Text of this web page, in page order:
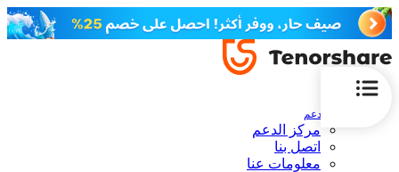
الدعم
مركز الدعم
اتصل بنا
معلومات عنا